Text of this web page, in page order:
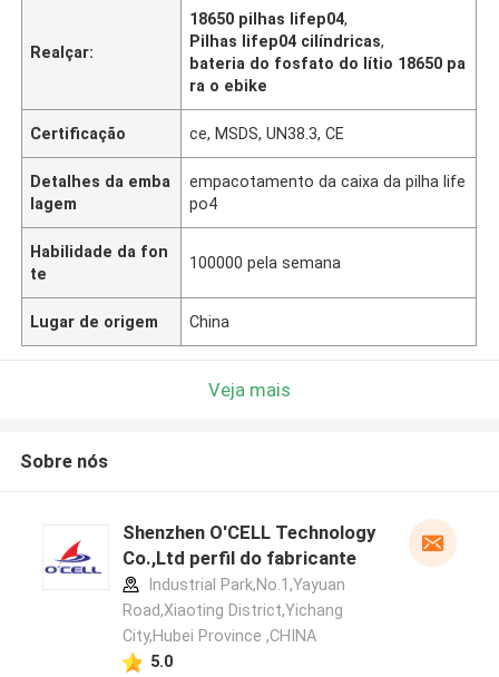
Realçar:
18650 pilhas lifep04,
Pilhas lifep04 cilíndricas,
bateria do fosfato do lítio 18650 pa
ra o ebike
Certificação ce, MSDS, UN38.3, CE
Detalhes da emba
lagem
empacotamento da caixa da pilha life
po4
Habilidade da fon
te
100000 pela semana
Lugar de origem China
Veja mais
Sobre nós
Shenzhen O'CELL Technology
Co.,Ltd perfil do fabricante
Industrial Park,No.1,Yayuan
Road,Xiaoting District,Yichang
City,Hubei Province ,CHINA
5.0